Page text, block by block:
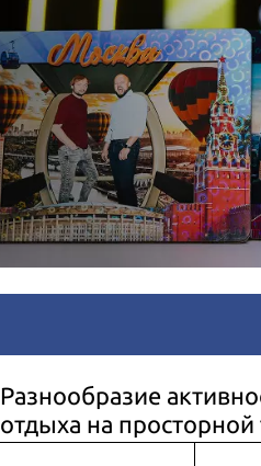
Разнообразие
отдыха на